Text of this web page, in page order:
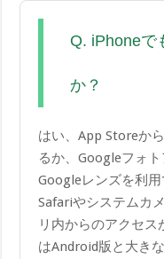
Q. iPhoneで
か？
はい、App Storeか
るか、Googleフォ
Googleレンズを利
Safariやシステムカ
リ内からのアクセ
はAndroid版と大き